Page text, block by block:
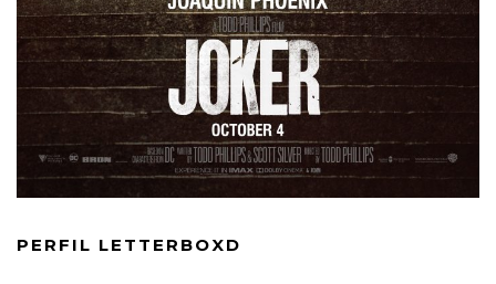
PERFIL LETTERBOXD